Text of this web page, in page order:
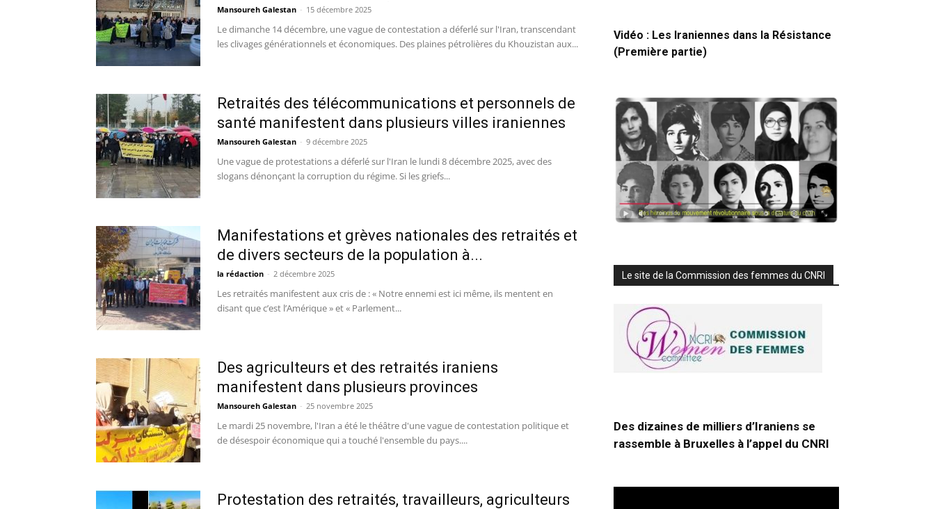
Mansoureh Galestan - 15 décembre 2025
Le dimanche 14 décembre, une vague de contestation a déferlé sur l'Iran, transcendant
les clivages générationnels et économiques. Des plaines pétrolières du Khouzistan aux...
Retraités des télécommunications et personnels de
santé manifestent dans plusieurs villes iraniennes
Mansoureh Galestan - 9 décembre 2025
Une vague de protestations a déferlé sur l'Iran le lundi 8 décembre 2025, avec des
slogans dénonçant la corruption du régime. Si les griefs...
Manifestations et grèves nationales des retraités et
de divers secteurs de la population à...
la rédaction - 2 décembre 2025
Les retraités manifestent aux cris de : « Notre ennemi est ici même, ils mentent en
disant que c’est l’Amérique » et « Parlement...
Des agriculteurs et des retraités iraniens
manifestent dans plusieurs provinces
Mansoureh Galestan - 25 novembre 2025
Le mardi 25 novembre, l'Iran a été le théâtre d'une vague de contestation politique et
de désespoir économique qui a touché l'ensemble du pays....
Protestation des retraités, travailleurs, agriculteurs
Vidéo : Les Iraniennes dans la Résistance
(Première partie)
Le site de la Commission des femmes du CNRI
Des dizaines de milliers d’Iraniens se
rassemble à Bruxelles à l’appel du CNRI